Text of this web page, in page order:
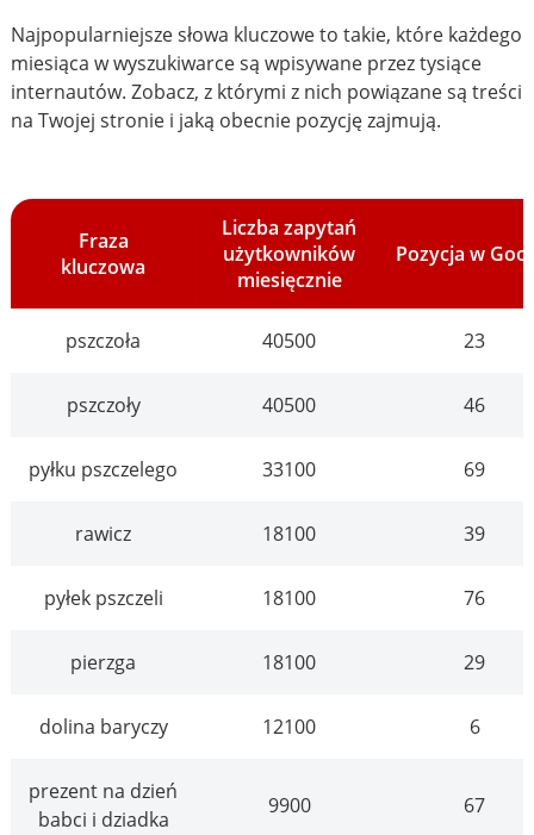
Najpopularniejsze słowa kluczowe to takie, które każdego
miesiąca w wyszukiwarce są wpisywane przez tysiące
internautów. Zobacz, z którymi z nich powiązane są treści
na Twojej stronie i jaką obecnie pozycję zajmują.
Fraza
kluczowa
Liczba zapytań
użytkowników
miesięcznie
Pozycja w
pszczoła 40500 23
pszczoły 40500 46
pyłku pszczelego 33100 69
rawicz 18100 39
pyłek pszczeli 18100 76
pierzga 18100 29
dolina baryczy 12100 6
prezent na dzień
babci i dziadka
9900 67